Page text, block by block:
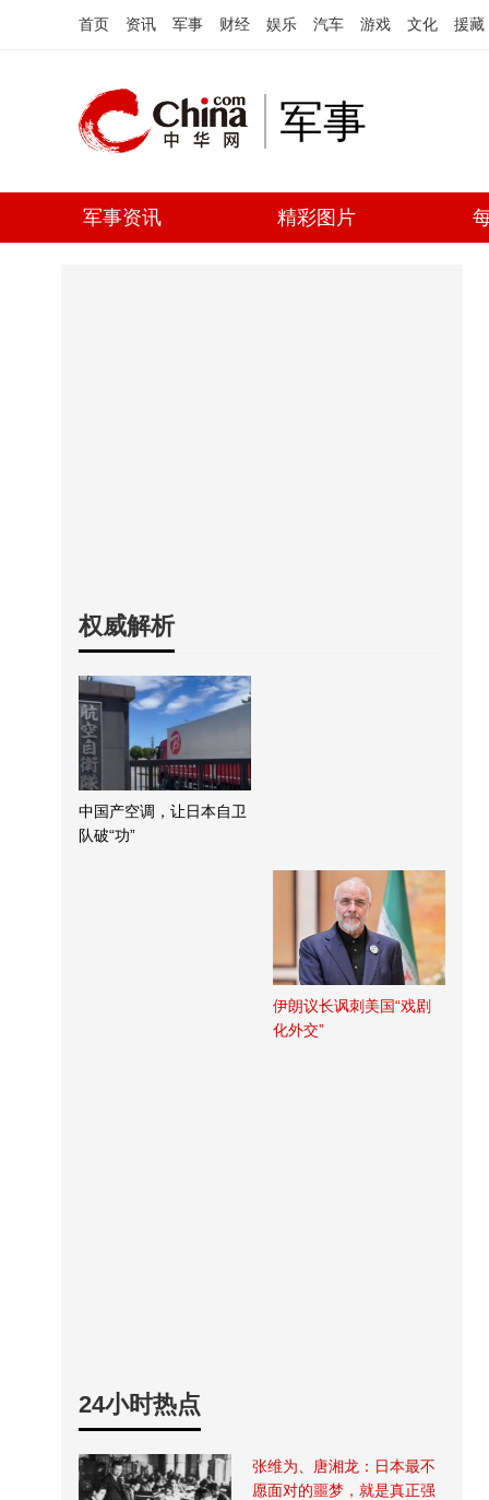
首页 资讯 军事 财经 娱乐 汽车 游戏 文化 援藏
军事
军事资讯 精彩图片
权威解析
中国产空调，让日本自卫
队破“功”
伊朗议长讽刺美国“戏剧
化外交”
24小时热点
张维为、唐湘龙：日本最不
愿面对的噩梦，就是真正强